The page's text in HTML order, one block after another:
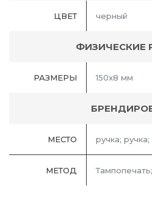
ЦВЕТ черный
ФИЗИЧЕСКИЕ
РАЗМЕРЫ 150x8 мм
МЕСТО ручка; ручка;
МЕТОД